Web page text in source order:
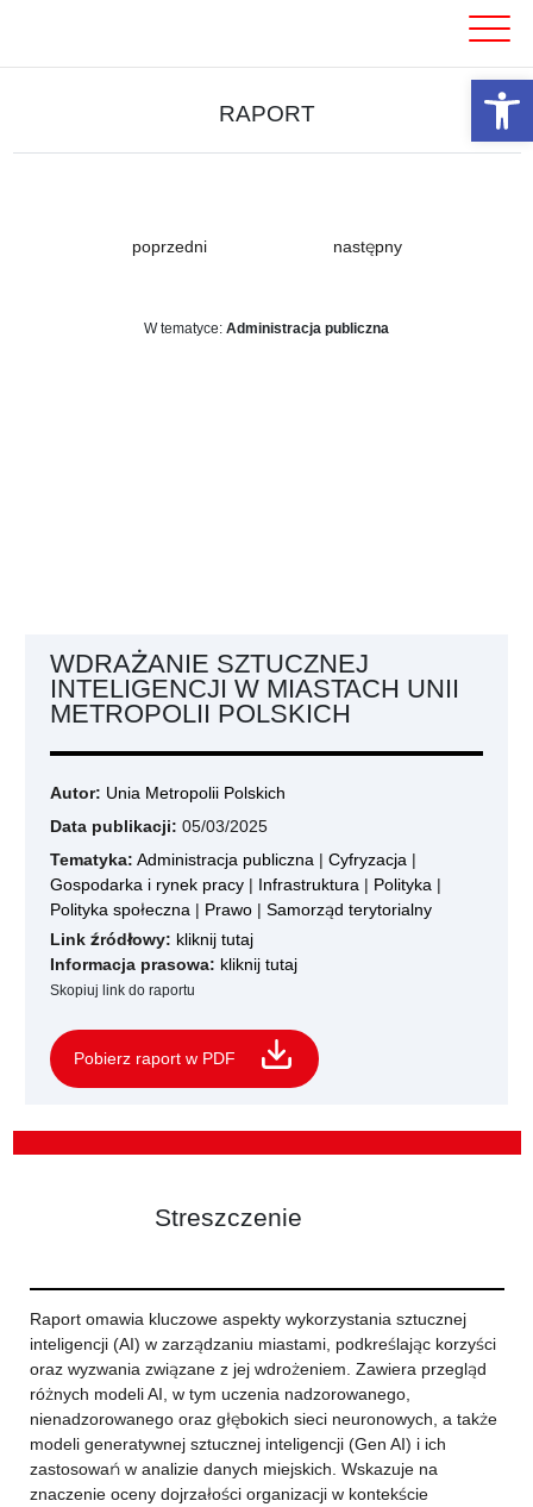
RAPORT
poprzedni następny
W tematyce: Administracja publiczna
WDRAŻANIE SZTUCZNEJ
INTELIGENCJI W MIASTACH UNII
METROPOLII POLSKICH
Autor: Unia Metropolii Polskich
Data publikacji: 05/03/2025
Tematyka: Administracja publiczna | Cyfryzacja |
Gospodarka i rynek pracy | Infrastruktura | Polityka |
Polityka społeczna | Prawo | Samorząd terytorialny
Link źródłowy: kliknij tutaj
Informacja prasowa: kliknij tutaj
Skopiuj link do raportu
Pobierz raport w PDF
Streszczenie
Raport omawia kluczowe aspekty wykorzystania sztucznej
inteligencji (AI) w zarządzaniu miastami, podkreślając korzyści
oraz wyzwania związane z jej wdrożeniem. Zawiera przegląd
różnych modeli AI, w tym uczenia nadzorowanego,
nienadzorowanego oraz głębokich sieci neuronowych, a także
modeli generatywnej sztucznej inteligencji (Gen AI) i ich
zastosowań w analizie danych miejskich. Wskazuje na
znaczenie oceny dojrzałości organizacji w kontekście